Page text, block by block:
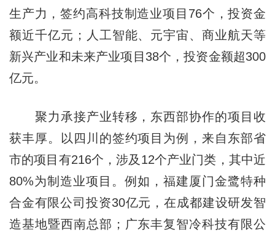
生产力，签约高科技制造业项目76个，投资金
额近千亿元；人工智能、元宇宙、商业航天等
新兴产业和未来产业项目38个，投资金额超300
亿元。
聚力承接产业转移，东西部协作的项目收
获丰厚。以四川的签约项目为例，来自东部省
市的项目有216个，涉及12个产业门类，其中近
80%为制造业项目。例如，福建厦门金鹭特种
合金有限公司投资30亿元，在成都建设研发智
造基地暨西南总部；广东丰复智冷科技有限公